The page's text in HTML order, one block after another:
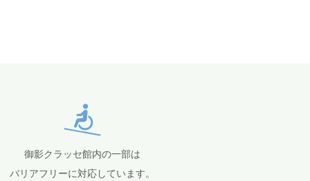
御影クラッセ館内の一部は
バリアフリーに対応しています。